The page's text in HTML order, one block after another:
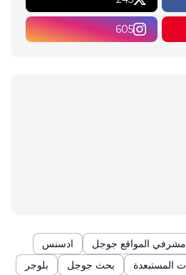
605
مشرفي المواقع جوجل
ادسنس
المستبعدة بحث جوجل
بلوجر